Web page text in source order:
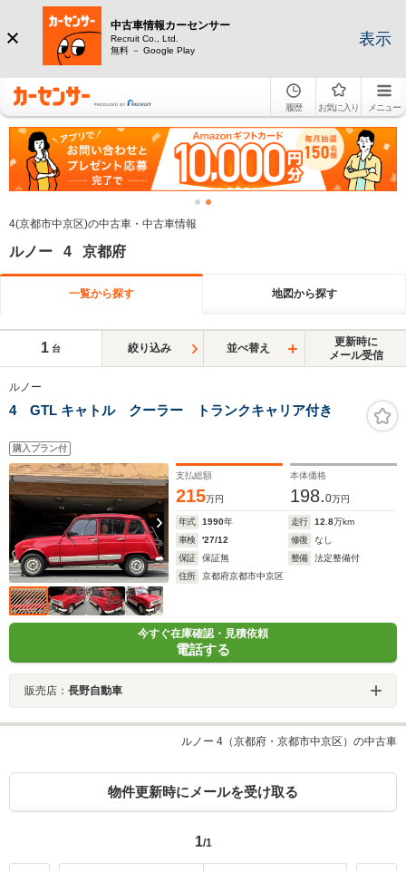
中古車情報カーセンサー
Recruit Co., Ltd.
無料 － Google Play
表示
履歴 お気に入り メニュー
4(京都市中京区)の中古車・中古車情報
ルノー 4 京都府
一覧から探す 地図から探す
1 台 絞り込み 並べ替え
更新時に
メール受信
ルノー
4 GTL キャトル クーラー トランクキャリア付き
購入プラン付
支払総額
215万円
本体価格
198.0万円
年式 1990年 走行 12.8万km
車検
'27/12 修復
なし
保証
保証無 整備
法定整備付
住所
京都府京都市中京区
今すぐ在庫確認・見積依頼
電話する
販売店： 長野自動車
ルノー 4（京都府・京都市中京区）の中古車
物件更新時にメールを受け取る
1/1